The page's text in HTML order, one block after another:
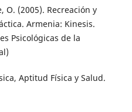
O. (2005). Recreación y
Armenia: Kinesis.
Psicológicas de la
Aptitud Física y Salud.